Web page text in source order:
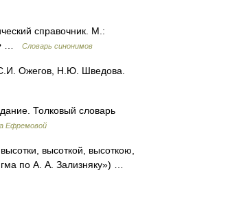
справочник. М.:
• …
Словарь синонимов
Ожегов, Н.Ю. Шведова.
Толковый словарь
Ефремовой
высоткой, высоткою,
по А. А. Зализняку») …